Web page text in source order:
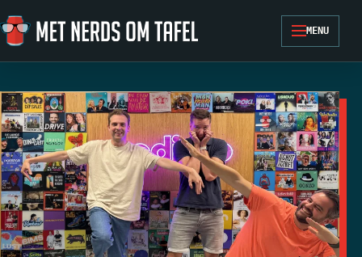
Ga naar de inhoud
MENU